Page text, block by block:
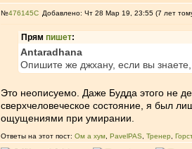
№476145 Добавлено: Чт 28 Мар 19, 23:55 (7 лет
Прям пишет:
Antaradhana
Опишите же джхану, если вы знаете,
Это неописуемо. Даже Будда этого не
сверхчеловеческое состояние, я был
ощущениями при умирании.
Ответы на этот пост: Ом а хум PavelPAS Тренер